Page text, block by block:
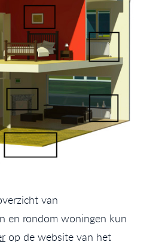
van
en rondom woningen kun
op de website van het